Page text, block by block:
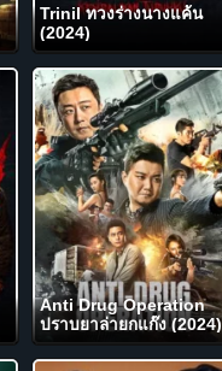
Trinil ทวงร่างนางแค้น
(2024)
Anti Drug Operation
ปราบยาล่ายกแก๊ง (2024)